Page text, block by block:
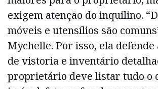
exigem atenção do inquilino.
móveis e utensílios são
Mychelle. Por isso, ela defende
de vistoria e inventário
proprietário deve listar tudo o